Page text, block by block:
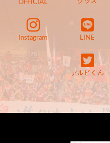
OFFICIAL
Instagram LINE
アルビくん